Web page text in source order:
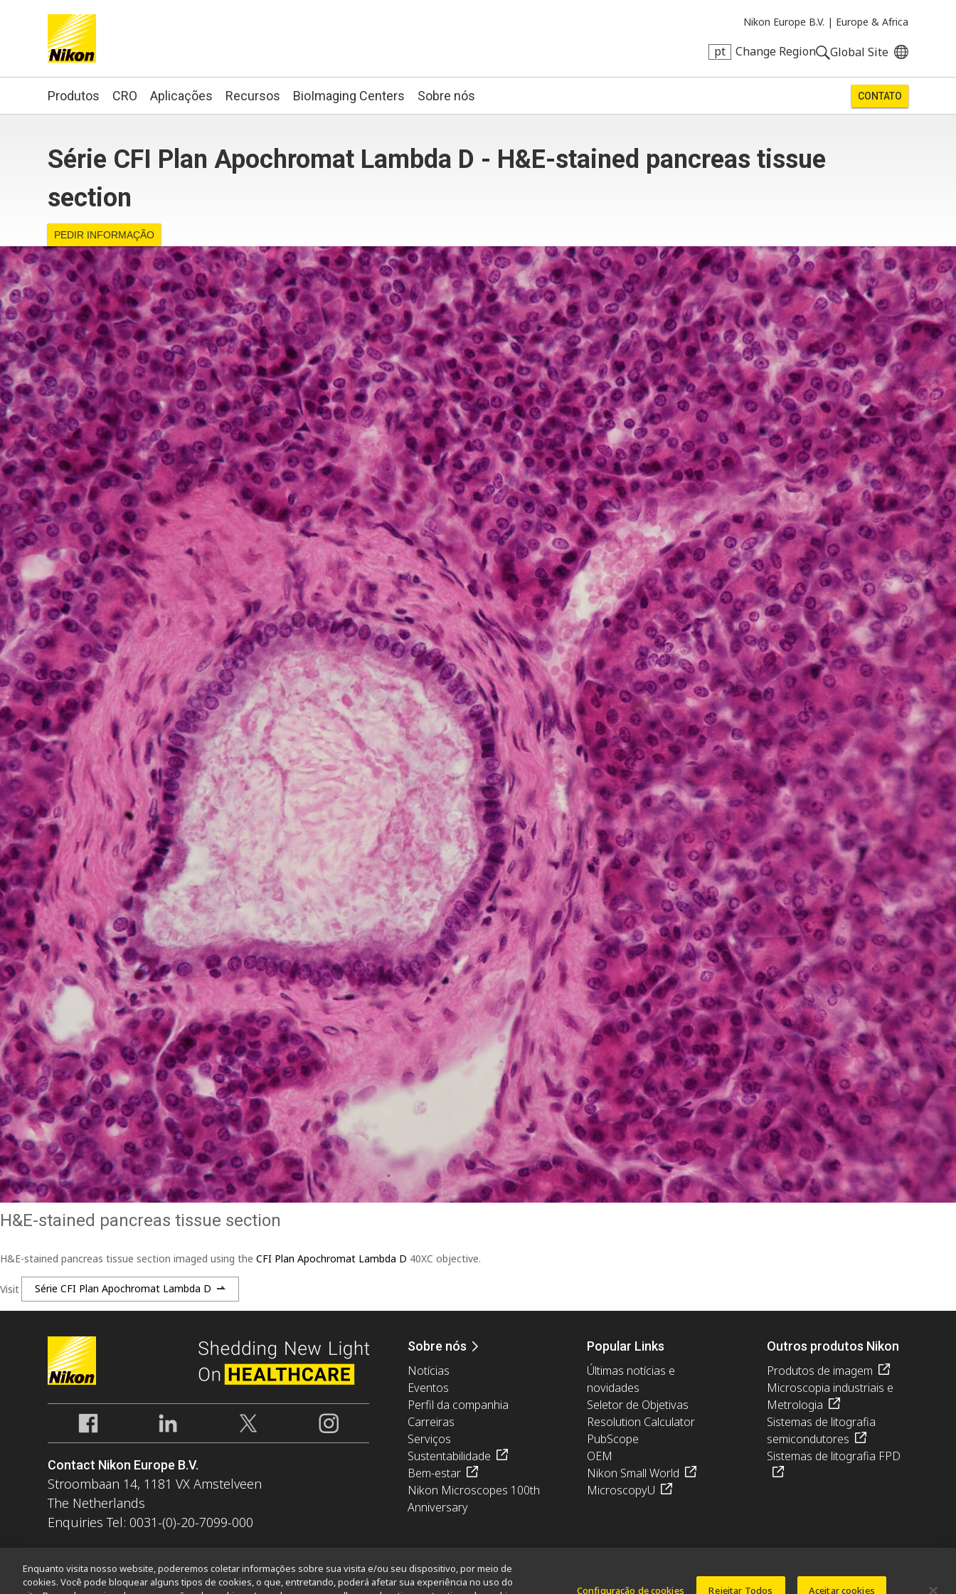
Nikon Europe B.V. | Europe & Africa
pt Change Region Global Site
Search keyword(s)
Produtos CRO Aplicações Recursos BioImaging Centers Sobre nós CONTATO
Série CFI Plan Apochromat Lambda D - H&E-stained pancreas tissue
section
PEDIR INFORMAÇÃO
H&E-stained pancreas tissue section
H&E-stained pancreas tissue section imaged using the CFI Plan Apochromat Lambda D 40XC objective.
Visit Série CFI Plan Apochromat Lambda D
Contact Nikon Europe B.V.
Stroombaan 14, 1181 VX Amstelveen
The Netherlands
Enquiries Tel: 0031-(0)-20-7099-000
Sobre nós
Notícias
Eventos
Perfil da companhia
Carreiras
Serviços
Sustentabilidade
Bem-estar
Nikon Microscopes 100th
Anniversary
Popular Links
Últimas notícias e
novidades
Seletor de Objetivas
Resolution Calculator
PubScope
OEM
Nikon Small World
MicroscopyU
Outros produtos Nikon
Produtos de imagem
Microscopia industriais e
Metrologia
Sistemas de litografia
semicondutores
Sistemas de litografia FPD
Enquanto visita nosso website, poderemos coletar informações sobre sua visita e/ou seu dispositivo, por meio de
cookies. Você pode bloquear alguns tipos de cookies, o que, entretando, poderá afetar sua experiência no uso do
Configuração de cookies Rejeitar Todos Aceitar cookies